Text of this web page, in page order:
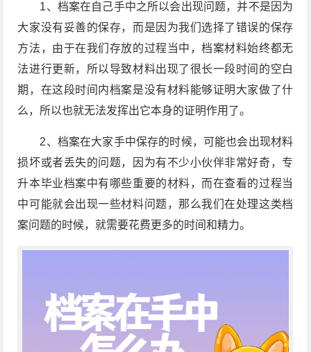
1、档案在自己手中之所以会出现问题，并不是因为
大家没有妥善的保存，而是因为我们选择了错误的保存
方法，由于在我们存放的过程当中，档案材料始终都无
法进行更新，所以导致材料出现了很长一段时间的空白
期，在这段时间内档案是没有材料能够证明大家做了什
么，所以也就无法发挥出它本身的证明作用了。
2、档案在大家手中保存的时候，可能也会出现材料
损坏或者丢失的问题，因为有不少小伙伴非常好奇，专
升本毕业档案中有哪些重要的材料，而在查看的过程当
中可能就会出现一些材料问题，那么我们在处理这类档
案问题的时候，就需要花费更多的时间和精力。